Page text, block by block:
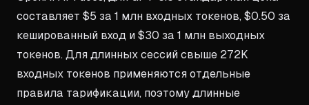
составляет $5 за 1 млн входных токенов, $0.50 за
кешированный вход и $30 за 1 млн выходных
токенов. Для длинных сессий свыше 272K
входных токенов применяются отдельные
правила тарификации, поэтому длинные